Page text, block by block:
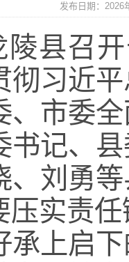
发布日期：2026
陵县召
彻习近
、市委
书记、
、刘勇
压实责
承上启